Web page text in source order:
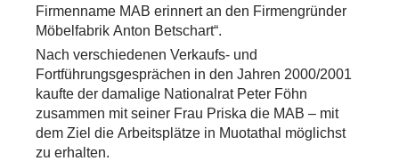
Firmenname MAB erinnert an den Firmengründer
Möbelfabrik Anton Betschart“.
Nach verschiedenen Verkaufs- und
Fortführungsgesprächen in den Jahren 2000/2001
kaufte der damalige Nationalrat Peter Föhn
zusammen mit seiner Frau Priska die MAB – mit
dem Ziel die Arbeitsplätze in Muotathal möglichst
zu erhalten.